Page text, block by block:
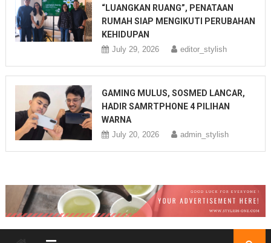
“LUANGKAN RUANG”, PENATAAN
RUMAH SIAP MENGIKUTI PERUBAHAN
KEHIDUPAN
July 29, 2026 editor_stylish
GAMING MULUS, SOSMED LANCAR,
HADIR SAMRTPHONE 4 PILIHAN
WARNA
July 20, 2026 admin_stylish